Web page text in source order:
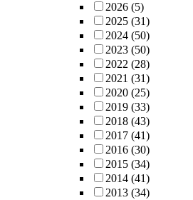
2026 (5)
2025 (31)
2024 (50)
2023 (50)
2022 (28)
2021 (31)
2020 (25)
2019 (33)
2018 (43)
2017 (41)
2016 (30)
2015 (34)
2014 (41)
2013 (34)